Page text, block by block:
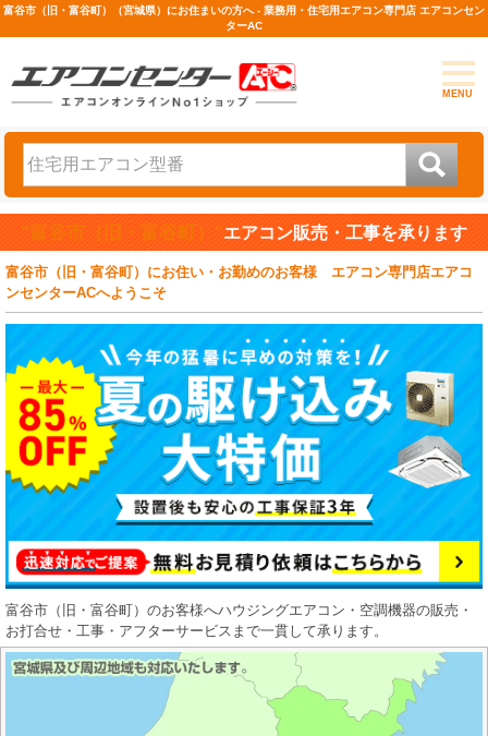
富谷市（旧・富谷町）（宮城県）にお住まいの方へ - 業務用・住宅用エアコン専門店 エアコンセン
ターAC
MENU
"富谷市（旧・富谷町）"エアコン販売・工事を承ります
富谷市（旧・富谷町）にお住い・お勤めのお客様 エアコン専門店エアコ
ンセンターACへようこそ
富谷市（旧・富谷町）のお客様へハウジングエアコン・空調機器の販売・
お打合せ・工事・アフターサービスまで一貫して承ります。